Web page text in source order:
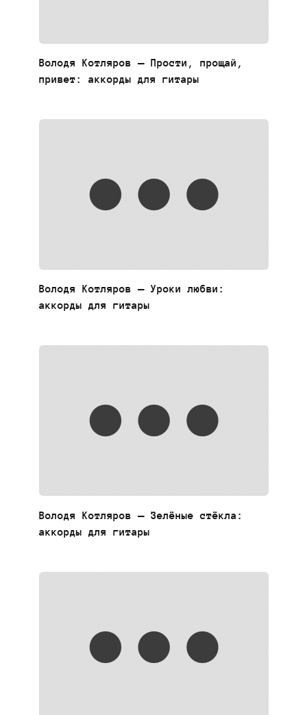
Володя Котляров — Прости, прощай,
привет: аккорды для гитары
Володя Котляров — Уроки любви:
аккорды для гитары
Володя Котляров — Зелёные стёкла:
аккорды для гитары